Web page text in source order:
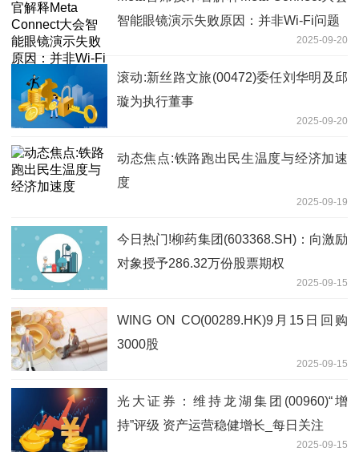
智能眼镜演示失败原因：并非Wi-Fi问题
2025-09-20
滚动:新丝路文旅(00472)委任刘华明及邱
璇为执行董事
2025-09-20
动态焦点:铁路跑出民生温度与经济加速
度
2025-09-19
今日热门!柳药集团(603368.SH)：向激励
对象授予286.32万份股票期权
2025-09-15
WING ON CO(00289.HK)9月15日回购
3000股
2025-09-15
光大证券：维持龙湖集团(00960)“增
持”评级 资产运营稳健增长_每日关注
2025-09-15